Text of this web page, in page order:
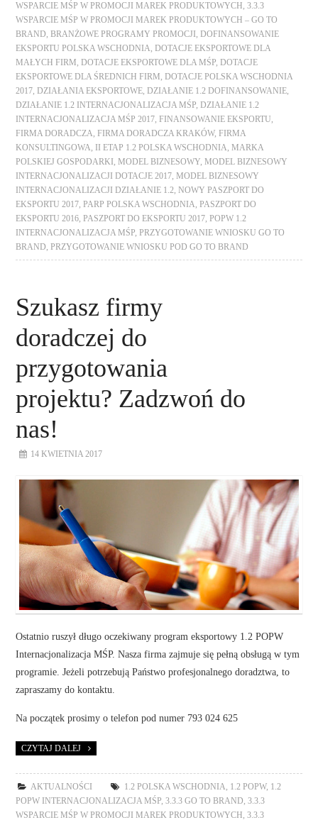
WSPARCIE MŚP W PROMOCJI MAREK PRODUKTOWYCH ,3.3.3
WSPARCIE MŚP W PROMOCJI MAREK PRODUKTOWYCH – GO TO
BRAND ,BRANŻOWE PROGRAMY PROMOCJI ,DOFINANSOWANIE
EKSPORTU POLSKA WSCHODNIA ,DOTACJE EKSPORTOWE DLA
MAŁYCH FIRM ,DOTACJE EKSPORTOWE DLA MŚP ,DOTACJE
EKSPORTOWE DLA ŚREDNICH FIRM ,DOTACJE POLSKA WSCHODNIA
2017 ,DZIAŁANIA EKSPORTOWE ,DZIAŁANIE 1.2 DOFINANSOWANIE
DZIAŁANIE 1.2 INTERNACJONALIZACJA MŚP ,DZIAŁANIE 1.2
INTERNACJONALIZACJA MŚP 2017 ,FINANSOWANIE EKSPORTU
FIRMA DORADCZA ,FIRMA DORADCZA KRAKÓW,FIRMA
KONSULTINGOWA
II ETAP 1.2 POLSKA WSCHODNIA ,MARKA
POLSKIEJ GOSPODARKI
,MODEL BIZNESOWY ,MODEL BIZNESOWY
INTERNACJONALIZACJI DOTACJE 2017 ,MODEL BIZNESOWY
INTERNACJONALIZACJI DZIAŁANIE 1.2 ,NOWY PASZPORT DO
EKSPORTU 2017 ,PARP POLSKA WSCHODNIA ,PASZPORT DO
EKSPORTU 2016 ,PASZPORT DO EKSPORTU 2017 ,POPW 1.2
INTERNACJONALIZACJA MŚP ,PRZYGOTOWANIE WNIOSKU GO TO
BRAND ,PRZYGOTOWANIE WNIOSKU POD GO TO BRAND
Szukasz firmy
doradczej do
przygotowania
projektu? Zadzwoń do
nas!
14 KWIETNIA 2017
Ostatnio ruszył długo oczekiwany program eksportowy 1.2 POPW
Internacjonalizacja MŚP. Nasza firma zajmuje się pełną obsługą w tym
programie. Jeżeli potrzebują Państwo profesjonalnego doradztwa, to
zapraszamy do kontaktu.
Na początek prosimy o telefon pod numer 793 024 625
CZYTAJ DALEJ
AKTUALNOŚCI 1.2 POLSKA WSCHODNIA 1.2 POPW, 1.2
POPW INTERNACJONALIZACJA MŚP ,3.3.3 GO TO BRAND ,3.3.3
WSPARCIE MŚP W PROMOCJI MAREK PRODUKTOWYCH ,3.3.3